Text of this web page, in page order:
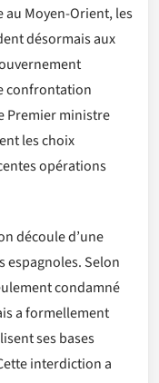
au Moyen-Orient, les
désormais aux
confrontation
Premier ministre
les choix
opérations
découle d’une
espagnoles. Selon
condamné
a formellement
ses bases
interdiction a